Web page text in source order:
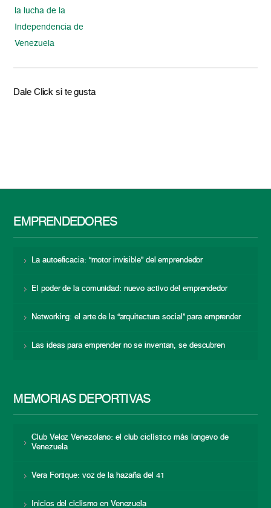
la lucha de la
Independencia de
Venezuela
Dale Click si te gusta
EMPRENDEDORES
La autoeficacia: “motor invisible” del emprendedor
El poder de la comunidad: nuevo activo del emprendedor
Networking: el arte de la “arquitectura social” para emprender
Las ideas para emprender no se inventan, se descubren
MEMORIAS DEPORTIVAS
Club Veloz Venezolano: el club ciclístico más longevo de
Venezuela
Vera Fortique: voz de la hazaña del 41
Inicios del ciclismo en Venezuela